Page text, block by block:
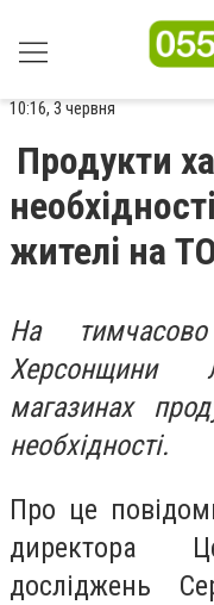
10:16, 3 червня
Продукти
жителі на
На тимчасово
магазинах
необхідності.
Про це
директора
досліджень